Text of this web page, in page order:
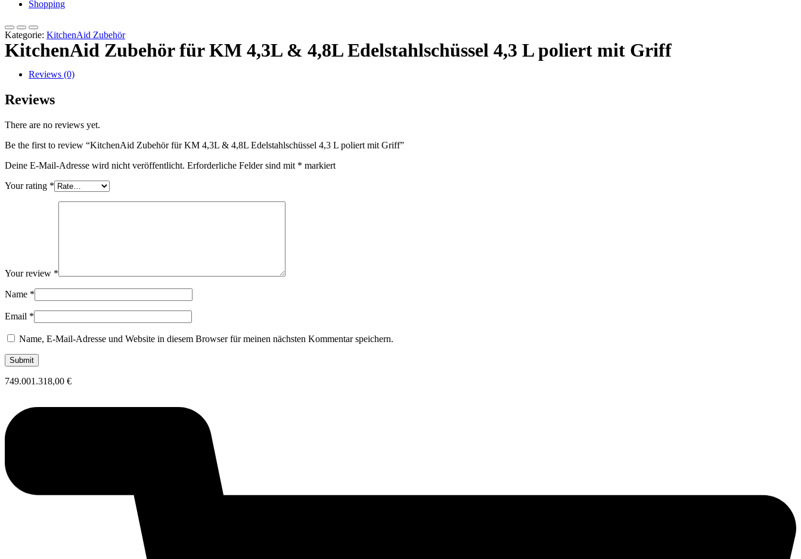
Shopping
Kategorie: KitchenAid Zubehör
KitchenAid Zubehör für KM 4,3L & 4,8L Edelstahlschüssel 4,3 L poliert mit Griff
Reviews (0)
Reviews
There are no reviews yet.
Be the first to review “KitchenAid Zubehör für KM 4,3L & 4,8L Edelstahlschüssel 4,3 L poliert mit Griff”
Deine E-Mail-Adresse wird nicht veröffentlicht. Erforderliche Felder sind mit * markiert
Your rating *
Your review *
Name *
Email *
Name, E-Mail-Adresse und Website in diesem Browser für meinen nächsten Kommentar speichern.
749.001.318,00 €